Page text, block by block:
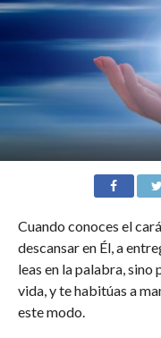
Cuando conoces el
descansar en Él, a
leas en la palabra,
vida, y te habitúas a
este modo.